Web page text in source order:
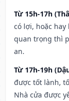
Từ 15h-17h
có lợi, hoặc
quan trọng thì
an.
Từ 17h-19h
được tốt lành,
Nhà cửa được